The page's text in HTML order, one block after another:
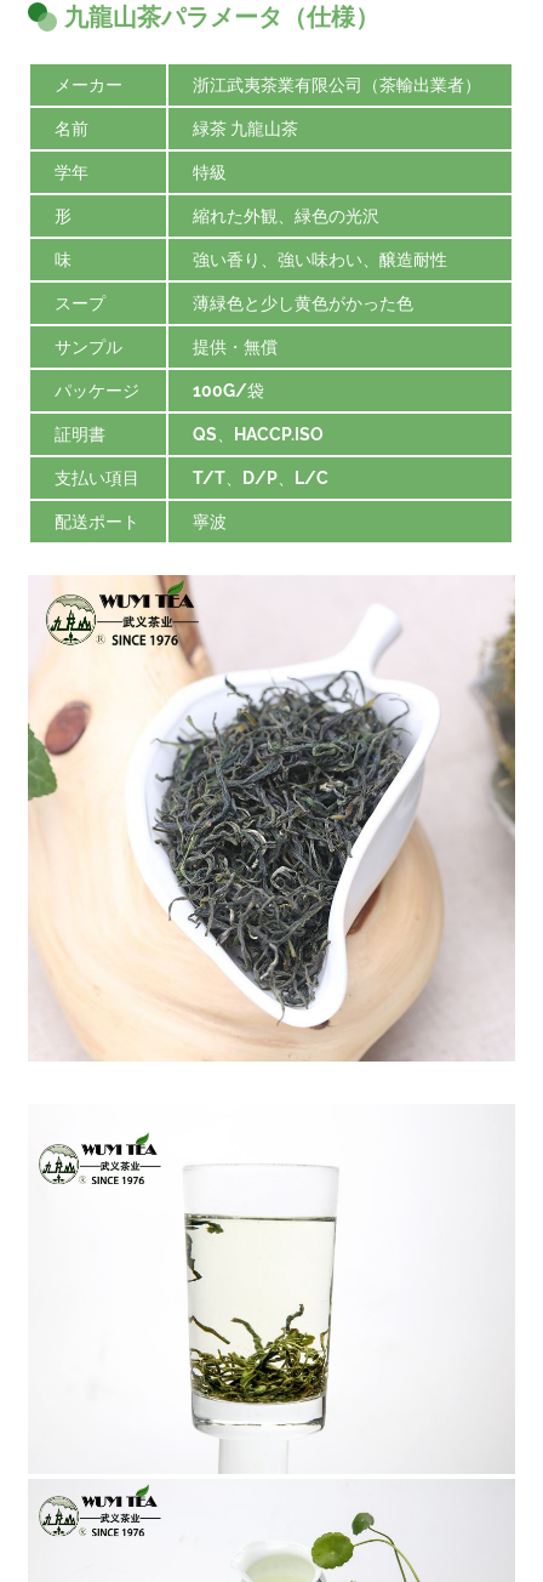
九龍山茶パラメータ（仕様）
メーカー 浙江武夷茶業有限公司（茶輸出業者）
名前 緑茶 九龍山茶
学年 特級
形 縮れた外観、緑色の光沢
味 強い香り、強い味わい、醸造耐性
スープ 薄緑色と少し黄色がかった色
サンプル 提供・無償
パッケージ 100G/袋
証明書 QS、HACCP.ISO
支払い項目 T/T、D/P、L/C
配送ポート 寧波